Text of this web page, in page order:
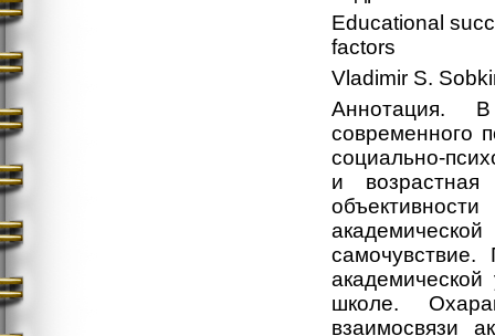
Educational
factors
Vladimir S.
Аннотация.
современного
социально-
и
школе.
взаимосвязи